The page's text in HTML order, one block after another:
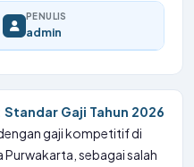
PENULIS
admin
Gaji Tahun 2026
gaji kompetitif di
sebagai salah